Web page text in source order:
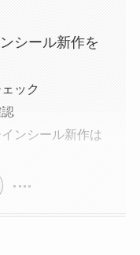
シール新作を
ック
ンシール新作は